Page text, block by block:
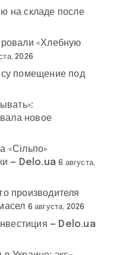
на складе после
«Хлебную
2026
помещение под
новое
«Сільпо»
— Delo.ua 6 августа,
производителя
6 августа, 2026
— Delo.ua